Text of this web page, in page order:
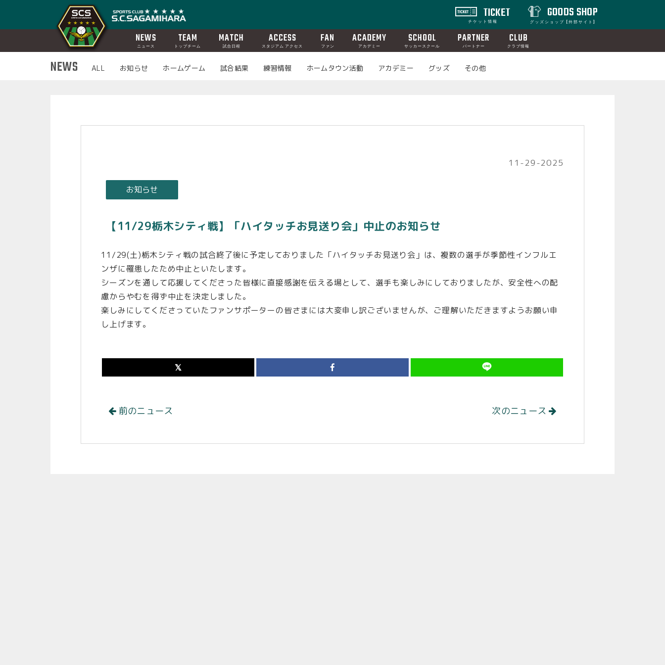
TICKET
チケット情報
GOODS SHOP
グッズショップ [外部サイト]
NEWS
ニュース
TEAM
トップチーム
MATCH
試合日程
ACCESS
スタジアム アクセス
FAN
ファン
ACADEMY
アカデミー
SCHOOL
サッカースクール
PARTNER
パートナー
CLUB
クラブ情報
NEWS ALL お知らせ ホームゲーム 試合結果 練習情報 ホームタウン活動 アカデミー グッズ その他
11-29-2025
お知らせ
【11/29栃木シティ戦】「ハイタッチお見送り会」中止のお知らせ
11/29(土)栃木シティ戦の試合終了後に予定しておりました「ハイタッチお見送り会」は、複数の選手が季節性インフルエ
ンザに罹患したため中止といたします。
シーズンを通して応援してくださった皆様に直接感謝を伝える場として、選手も楽しみにしておりましたが、安全性への配
慮からやむを得ず中止を決定しました。
楽しみにしてくださっていたファンサポーターの皆さまには大変申し訳ございませんが、ご理解いただきますようお願い申
し上げます。
前のニュース 次のニュース